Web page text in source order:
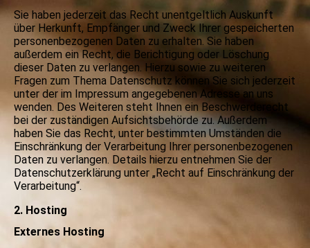
Sie haben jederzeit das Recht unentgeltlich Auskunft
über Herkunft, Empfänger und Zweck Ihrer gespeicherten
personenbezogenen Daten zu erhalten. Sie haben
außerdem ein Recht, die Berichtigung oder Löschung
dieser Daten zu verlangen. Hierzu sowie zu weiteren
Fragen zum Thema Datenschutz können Sie sich jederzeit
unter der im Impressum angegebenen Adresse an uns
wenden. Des Weiteren steht Ihnen ein Beschwerderecht
bei der zuständigen Aufsichtsbehörde zu. Außerdem
haben Sie das Recht, unter bestimmten Umständen die
Einschränkung der Verarbeitung Ihrer personenbezogenen
Daten zu verlangen. Details hierzu entnehmen Sie der
Datenschutzerklärung unter „Recht auf Einschränkung der
Verarbeitung“.
2. Hosting
Externes Hosting